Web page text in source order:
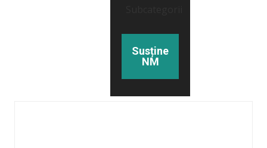
Susține
NM